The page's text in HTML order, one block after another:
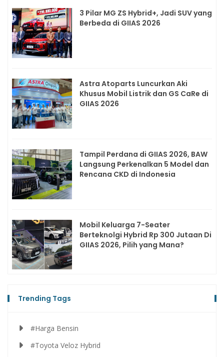
3 Pilar MG ZS Hybrid+, Jadi SUV yang
Berbeda di GIIAS 2026
Astra Atoparts Luncurkan Aki
Khusus Mobil Listrik dan GS CaRe di
GIIAS 2026
Tampil Perdana di GIIAS 2026, BAW
Langsung Perkenalkan 5 Model dan
Rencana CKD di Indonesia
Mobil Keluarga 7-Seater
Berteknolgi Hybrid Rp 300 Jutaan Di
GIIAS 2026, Pilih yang Mana?
Trending Tags
#Harga Bensin
#Toyota Veloz Hybrid